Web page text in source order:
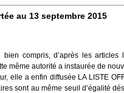
au 13 septembre 2015
bien compris, d’après les
même autorité a instaurée de
elle a enfin diffusée LA LISTE
sont au même seuil d’égalité